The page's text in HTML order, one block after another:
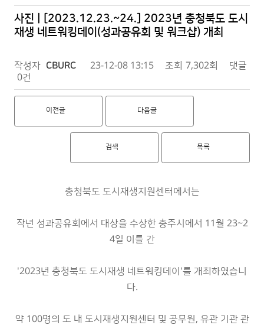
사진 | [2023.12.23.~24.] 2023년 충청북도 도시
재생 네트워킹데이(성과공유회 및 워크샵) 개최
작성자 CBURC 23-12-08 13:15 조회 7,302회
댓글
0건
이전글 다음글
검색 목록
충청북도 도시재생지원센터에서는
작년 성과공유회에서 대상을 수상한 충주시에서 11월 23~2
4일 이틀 간
'2023년 충청북도 도시재생 네트워킹데이'를 개최하였습니
다.
약 100명의 도 내 도시재생지원센터 및 공무원, 유관 기관 관